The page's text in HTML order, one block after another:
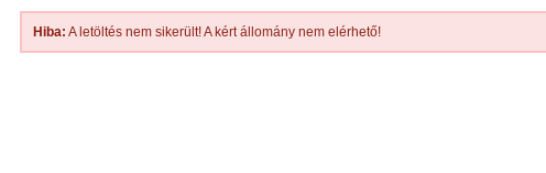
Hiba: A letöltés nem sikerült! A kért állomány nem elérhető!